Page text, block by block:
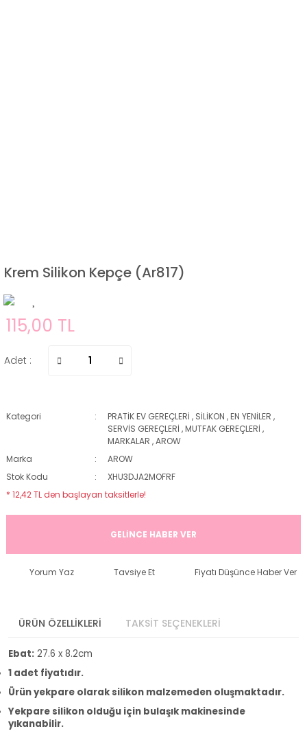
Krem Silikon Kepçe (Ar817)
115,00 TL
Adet :
Kategori PRATİK EV GEREÇLERİ , SİLİKON ,EN YENİLER ,
SERVİS GEREÇLERİ ,MUTFAK GEREÇLERİ ,
MARKALAR ,AROW
Marka
AROW
Stok Kodu
XHU3DJA2MOFRF
* 12,42 TL den başlayan taksitlerle!
GELİNCE HABER VER
Yorum Yaz Tavsiye Et Fiyatı Düşünce Haber Ver
ÜRÜN ÖZELLİKLERİ TAKSİT SEÇENEKLERİ
Ebat: 27.6 x 8.2cm
1 adet fiyatıdır.
Ürün yekpare olarak silikon malzemeden oluşmaktadır.
Yekpare silikon olduğu için bulaşık makinesinde
yıkanabilir.